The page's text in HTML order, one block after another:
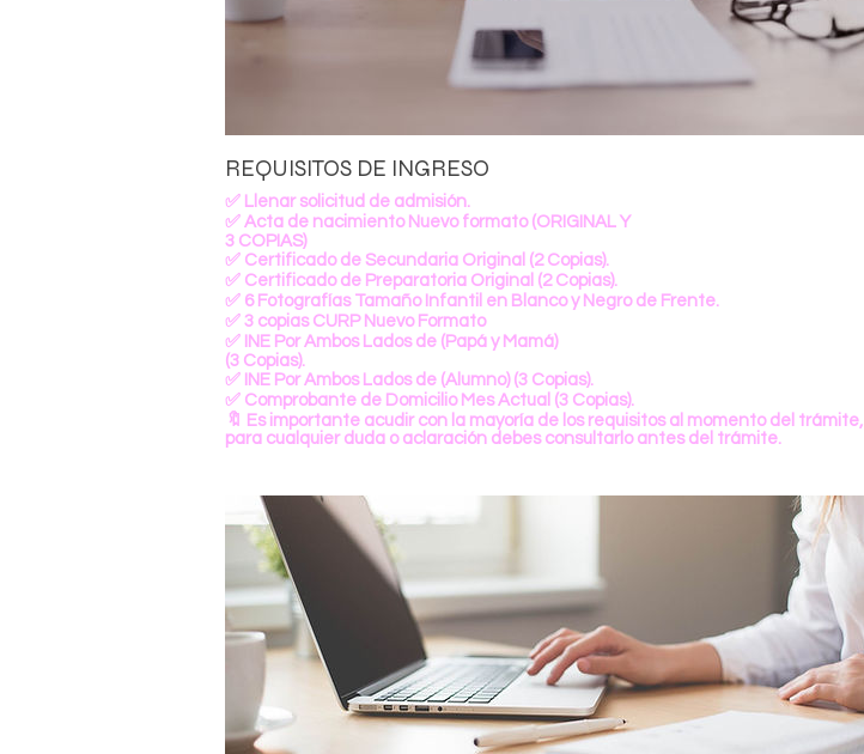
REQUISITOS DE INGRESO
✅ Llenar solicitud de admisión.
✅ Acta de nacimiento Nuevo formato (ORIGINAL Y
3 COPIAS)
✅ Certificado de Secundaria Original (2 Copias).
✅ Certificado de Preparatoria Original (2 Copias).
✅ 6 Fotografías Tamaño Infantil en Blanco y Negro de Frente.
✅ 3 copias CURP Nuevo Formato
✅ INE Por Ambos Lados de (Papá y Mamá)
(3 Copias).
✅ INE Por Ambos Lados de (Alumno) (3 Copias).
✅ Comprobante de Domicilio Mes Actual (3 Copias).
🔖 Es importante acudir con la mayoría de los requisitos al momento del trámite,
para cualquier duda o aclaración debes consultarlo antes del trámite.